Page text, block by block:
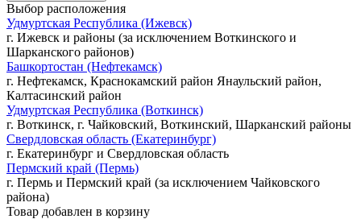
Выбор расположения
Удмуртская Республика (Ижевск)
г. Ижевск и районы (за исключением Воткинского и
Шарканского районов)
Башкортостан (Нефтекамск)
г. Нефтекамск, Краснокамский район Янаульский район,
Калтасинский район
Удмуртская Республика (Воткинск)
г. Воткинск, г. Чайковский, Воткинский, Шарканский районы
Свердловская область (Екатеринбург)
г. Екатеринбург и Свердловская область
Пермский край (Пермь)
г. Пермь и Пермский край (за исключением Чайковского
района)
Товар добавлен в корзину